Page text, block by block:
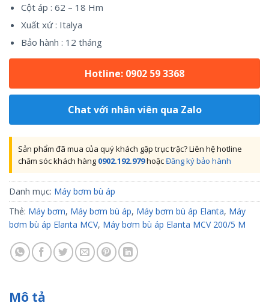
Cột áp : 62 – 18 Hm
Xuất xứ : Italya
Bảo hành : 12 tháng
Hotline: 0902 59 3368
Chat với nhân viên qua Zalo
Sản phẩm đã mua của quý khách gặp trục trặc? Liên hệ hotline
chăm sóc khách hàng 0902.192.979hoặcĐăng ký bảo hành
Danh mục: Máy bơm bù áp
Thẻ: Máy bơm, Máy bơm bù áp, Máy bơm bù áp Elanta, Máy
bơm bù áp Elanta MCV, Máy bơm bù áp Elanta MCV 200/5 M
Mô tả